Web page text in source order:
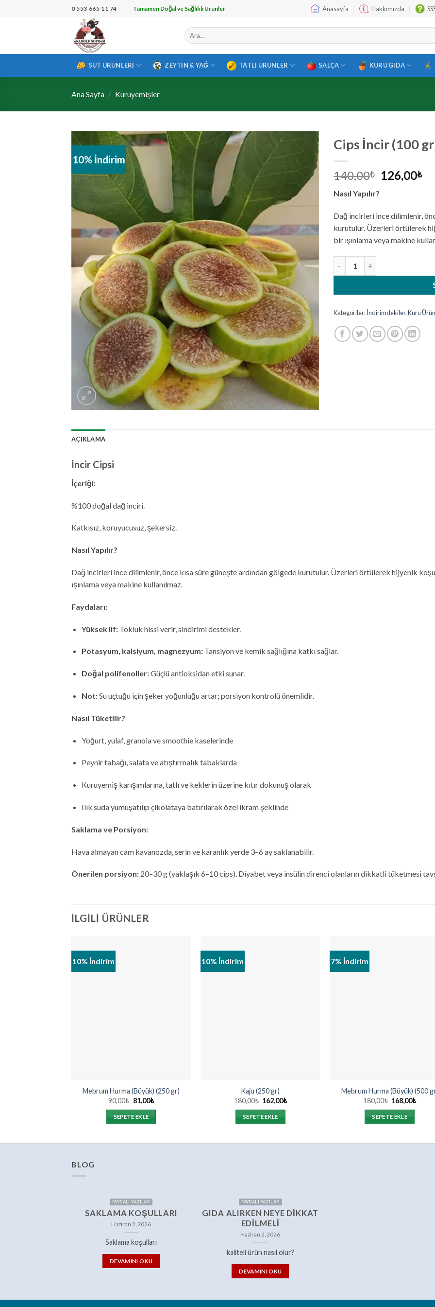
0 553 665 11 74 Tamamen Doğal ve Sağlıklı Ürünler Anasayfa Hakkımızda
Ara:
SÜT ÜRÜNLERI ZEYTIN & YAĞ TATLI ÜRÜNLER SALÇA KURU GIDA
Ana Sayfa / Kuruyemişler
10% İndirim
Cips İncir (100
140,00₺
Orijinal
fiyat:
126,00₺Şu
Nasıl Yapılır?
Dağ incirleri ince dilimlenir,
kurutulur. Üzerleri örtülerek
bir ışınlama veya makine
Kategoriler:İndirimdekiler,Kuru
AÇIKLAMA
İncir Cipsi
İçeriği:
%100 doğal dağ inciri.
Katkısız, koruyucusuz, şekersiz.
Nasıl Yapılır?
Dağ incirleri ince dilimlenir, önce kısa süre güneşte ardından gölgede kurutulur. Üzerleri örtülerek hijyenik
ışınlama veya makine kullanılmaz.
Faydaları:
Yüksek lif:Tokluk hissi verir, sindirimi destekler.
Potasyum, kalsiyum, magnezyum:Tansiyon ve kemik sağlığına katkı sağlar.
Doğal polifenoller:Güçlü antioksidan etki sunar.
Not:Su uçtuğu için şeker yoğunluğu artar; porsiyon kontrolü önemlidir.
Nasıl Tüketilir?
Yoğurt, yulaf, granola ve smoothie kaselerinde
Peynir tabağı, salata ve atıştırmalık tabaklarda
Kuruyemiş karışımlarına, tatlı ve keklerin üzerine kıtır dokunuş olarak
Ilık suda yumuşatılıp çikolataya batırılarak özel ikram şeklinde
Saklama ve Porsiyon:
Hava almayan cam kavanozda, serin ve karanlık yerde 3–6 ay saklanabilir.
Önerilen porsiyon: 20–30 g (yaklaşık 6–10 cips). Diyabet veya insülin direnci olanların dikkatli tüketmesi
İLGILI ÜRÜNLER
10% İndirim
Mebrum Hurma (Büyük) (250 gr)
90,00₺ Orijinal
fiyat:
90,00₺.
81,00₺Şu
SEPETE EKLE
10% İndirim
Kaju (250 gr)
180,00₺ Orijinal
fiyat:
180,00₺.
162,00₺Şu
SEPETE EKLE
7% İndirim
Mebrum Hurma (Büyük) (500
180,00₺ Orijinal
fiyat:
180,00₺.
168,00₺Şu
SEPETE EKLE
BLOG
FAYDALI YAZILAR
SAKLAMA KOŞULLARI
Haziran 2, 2026
Saklama koşulları
DEVAMINI OKU
FAYDALI YAZILAR
GIDA ALIRKEN NEYE DIKKAT
EDILMELI
Haziran 2, 2026
kaliteli ürün nasıl olur?
DEVAMINI OKU